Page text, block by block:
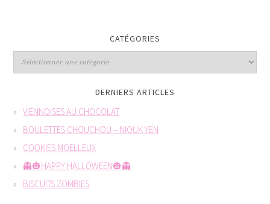
CATÉGORIES
DERNIERS ARTICLES
VIENNOISES AU CHOCOLAT
BOULETTES CHOUCHOU – NIOUK YEN
COOKIES MOELLEUX
👻🎃HAPPY HALLOWEEN🎃👻
BISCUITS ZOMBIES